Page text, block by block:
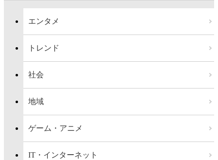
エンタメ
トレンド
社会
地域
ゲーム・アニメ
IT・インターネット